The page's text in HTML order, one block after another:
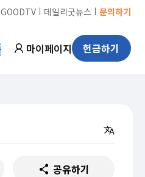
GOODTVㅣ 데일리굿뉴스 ㅣ 문의하기
마이페이지 헌금하기
공유하기